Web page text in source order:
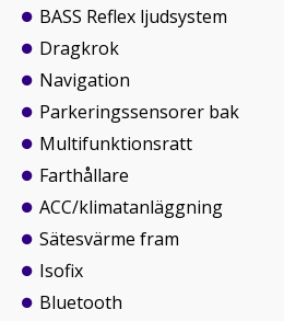
BASS Reflex ljudsystem
Dragkrok
Navigation
Parkeringssensorer bak
Multifunktionsratt
Farthållare
ACC/klimatanläggning
Sätesvärme fram
Isofix
Bluetooth